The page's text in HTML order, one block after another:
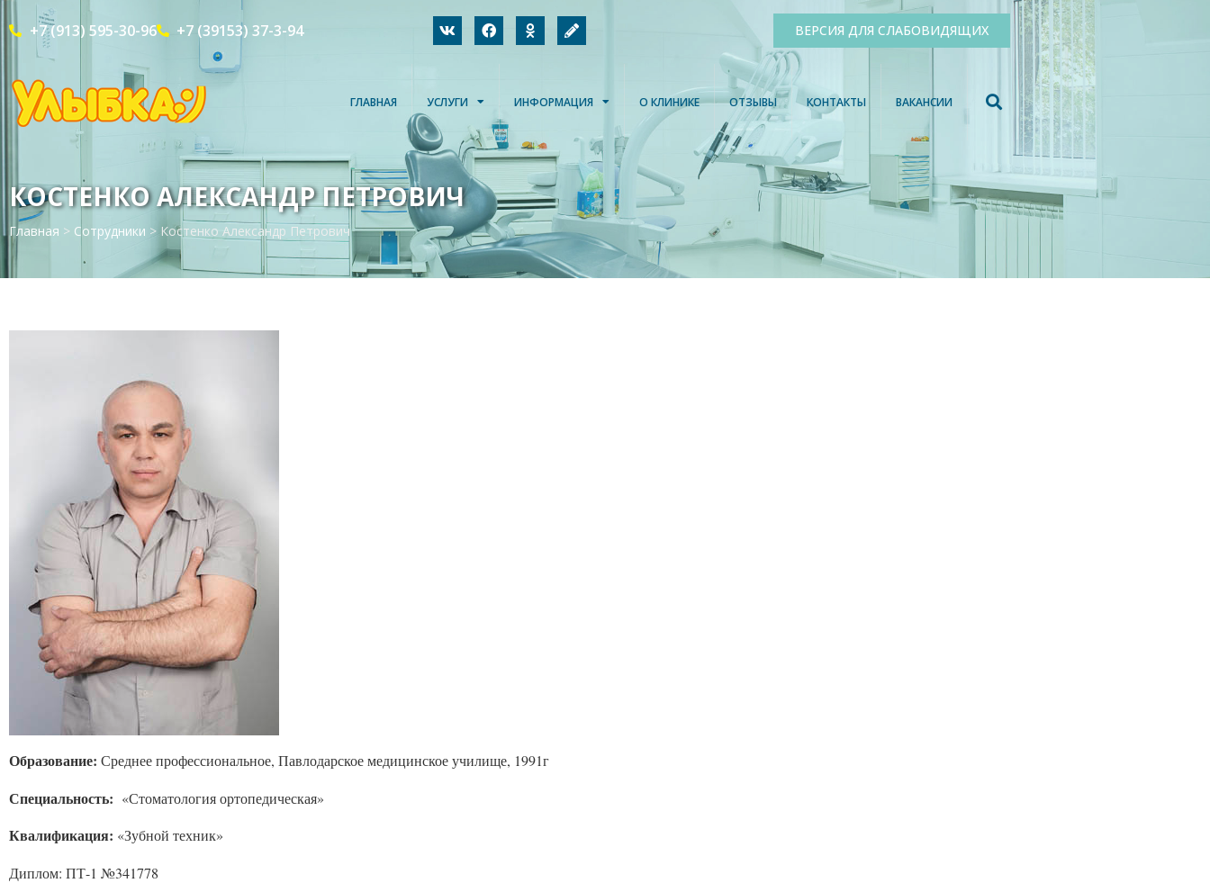
+7 (913) 595-30-96 +7 (39153) 37-3-94 ВЕРСИЯ ДЛЯ СЛАБОВИДЯЩИХ
ГЛАВНАЯ УСЛУГИ ИНФОРМАЦИЯ О КЛИНИКЕ ОТЗЫВЫ КОНТАКТЫ ВАКАНСИИ
КОСТЕНКО АЛЕКСАНДР ПЕТРОВИЧ
Главная > Сотрудники > Костенко Александр Петрович
Образование: Среднее профессиональное, Павлодарское медицинское училище, 1991г
Специальность: «Стоматология ортопедическая»
Квалификация: «Зубной техник»
Диплом: ПТ-1 №341778